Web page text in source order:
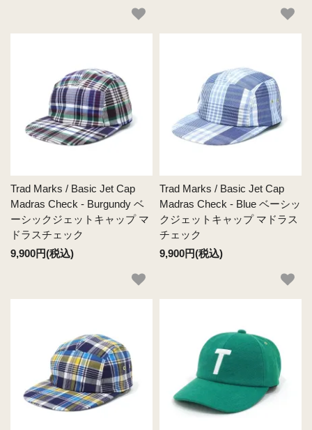
Trad Marks / Basic Jet Cap
Madras Check - Burgundy ベ
ーシックジェットキャップ マ
ドラスチェック
9,900円(税込)
Trad Marks / Basic Jet Cap
Madras Check - Blue ベーシッ
クジェットキャップ マドラス
チェック
9,900円(税込)